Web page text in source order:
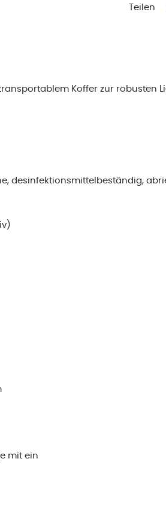
Teilen
Koffer zur robusten
desinfektionsmittelbeständig,
mit ein